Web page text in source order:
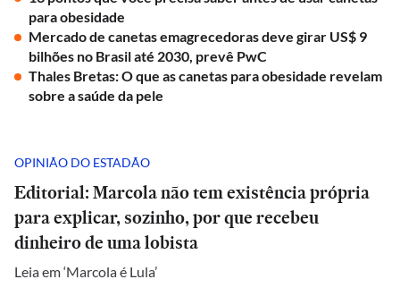
para obesidade
Mercado de canetas emagrecedoras deve girar US$ 9
bilhões no Brasil até 2030, prevê PwC
Thales Bretas: O que as canetas para obesidade revelam
sobre a saúde da pele
OPINIÃO DO ESTADÃO
Editorial: Marcola não tem existência própria
para explicar, sozinho, por que recebeu
dinheiro de uma lobista
Leia em ‘Marcola é Lula’